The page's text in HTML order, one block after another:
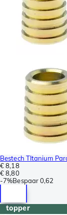
Bestech TItanium
€ 8,18
€ 8,80
-7%Bespaar0,62
topper